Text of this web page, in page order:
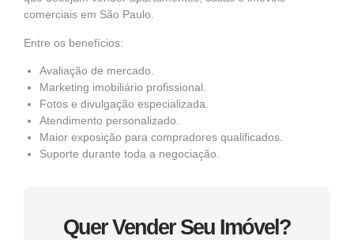
comerciais em São Paulo.
Entre os benefícios:
Avaliação de mercado.
Marketing imobiliário profissional.
Fotos e divulgação especializada.
Atendimento personalizado.
Maior exposição para compradores qualificados.
Suporte durante toda a negociação.
Quer Vender Seu Imóvel?